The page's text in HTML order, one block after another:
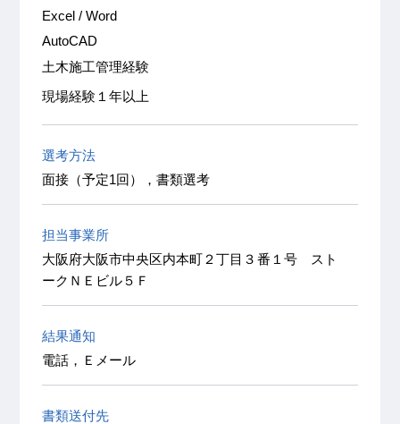
Excel / Word
AutoCAD
土木施工管理経験
現場経験１年以上
選考方法
面接（予定1回），書類選考
担当事業所
大阪府大阪市中央区内本町２丁目３番１号 スト
ークＮＥビル５Ｆ
結果通知
電話，Ｅメール
書類送付先